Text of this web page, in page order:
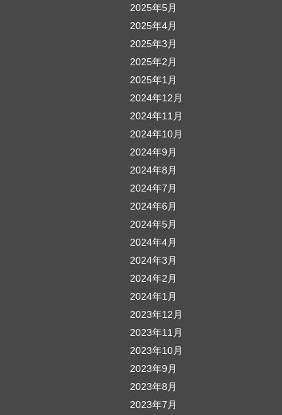
2025年5月
2025年4月
2025年3月
2025年2月
2025年1月
2024年12月
2024年11月
2024年10月
2024年9月
2024年8月
2024年7月
2024年6月
2024年5月
2024年4月
2024年3月
2024年2月
2024年1月
2023年12月
2023年11月
2023年10月
2023年9月
2023年8月
2023年7月